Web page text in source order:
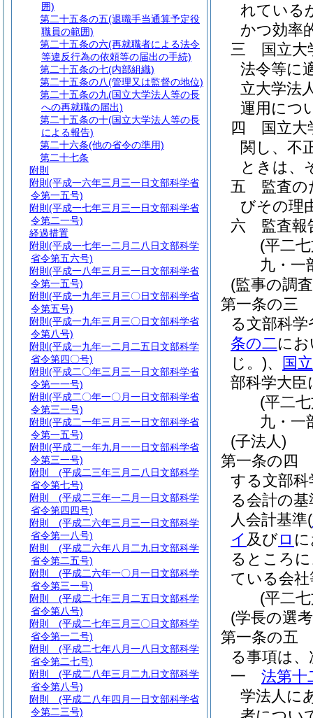
れている
かつ効率
三
国立
法令等に
立大学法
運用につ
四
国立
関し、不
ときは、
五
監査
びその理
六
監査報
(平二
九・一
(監事の調
第一条の三
る文部科
条の二に
じ。)、
国
部科学大
(平二
九・一
(子法人)
第一条の四
する文部
る会計の
人会計基準(
イ 及びロ
るところ
ている会
(平二
(学長の選
第一条の五
る事項は
一
法第十
学法人に
囲)
第二十五条の五(退職手当通算予定役
職員の範囲)
第二十五条の六(再就職者による法令
等違反行為の依頼等の届出の手続)
第二十五条の七(内部組織)
第二十五条の八(管理又は監督の地位)
第二十五条の九(国立大学法人等の長
への再就職の届出)
第二十五条の十(国立大学法人等の長
による報告)
第二十六条(他の省令の準用)
第二十七条
附則
附則 (平成一六年三月三一日文部科学省
令第一五号)
附則 (平成一七年三月三一日文部科学省
令第二一号)
経過措置
附則 (平成一七年一二月二八日文部科学
省令第五六号)
附則 (平成一八年三月三一日文部科学省
令第一五号)
附則 (平成一九年三月三〇日文部科学省
令第五号)
附則 (平成一九年三月三〇日文部科学省
令第八号)
附則 (平成一九年一二月二五日文部科学
省令第四〇号)
附則 (平成二〇年三月三一日文部科学省
令第一一号)
附則 (平成二〇年一〇月一日文部科学省
令第三一号)
附則 (平成二一年三月三一日文部科学省
令第一五号)
附則 (平成二一年九月一一日文部科学省
令第三一号)
附則
(平成二三年三月二八日文部科学
省令第七号)
附則
(平成二三年一二月一日文部科学
省令第四四号)
附則
(平成二六年三月三一日文部科学
省令第一八号)
附則
(平成二六年八月二九日文部科学
省令第二五号)
附則
(平成二六年一〇月一日文部科学
省令第三一号)
附則
(平成二七年三月二五日文部科学
省令第八号)
附則
(平成二七年三月三〇日文部科学
省令第一二号)
附則
(平成二七年八月一八日文部科学
省令第二七号)
附則
(平成二八年三月二九日文部科学
省令第八号)
附則
(平成二八年四月一日文部科学省
令第二三号)